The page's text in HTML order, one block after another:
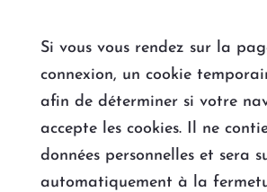
Si vous vous rendez sur la
connexion, un cookie
afin de déterminer si votre
accepte les cookies. Il ne
données personnelles et sera
automatiquement à la